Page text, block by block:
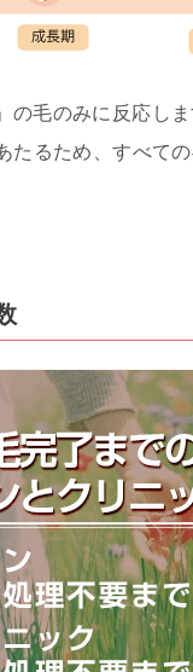
毛のみに反応しま
たるため、すべて